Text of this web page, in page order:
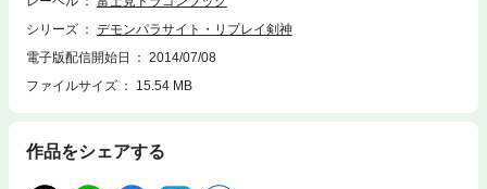
シリーズ
デモンパラサイト・リプレイ剣神
電子版配信開始日
2014/07/08
ファイルサイズ
15.54 MB
作品をシェアする